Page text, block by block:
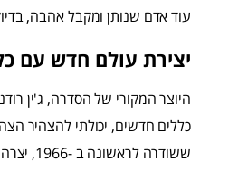
עוד אדם שנותן ומקבל אהבה,
יצירת עולם חדש עם
היוצר המקורי של הסדרה, ג'ין
כללים חדשים, יכולתי להצהיר
ששודרה לראשונה ב -1966, יצרה גלים בשנות ה -60 כשהציגה נשיקה בין גזעית בין קירק לאורורה.